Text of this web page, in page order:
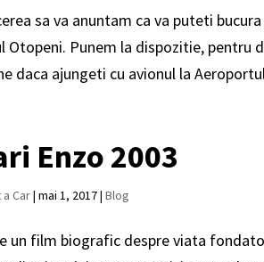
sa va anuntam ca va puteti
Otopeni. Punem la dispozitie, pentru
daca ajungeti cu avionul la
Enzo 2003
a Car|mai 1, 2017|Blog
un film biografic despre viata